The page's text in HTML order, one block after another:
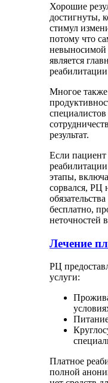
Хорошие
достигнуты,
стимул
потому что
невыносимой
является
Многое также
результат.
Если
этапы,
сорвался, РЦ
бесплатно,
неточностей
Лечение
РЦ
услуги:
Платное
полной